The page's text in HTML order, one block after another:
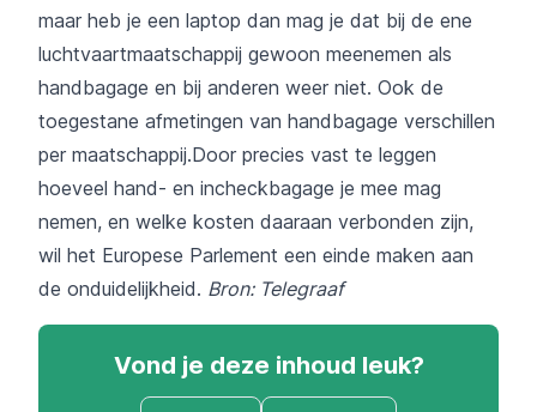
maar heb je een laptop dan mag je dat bij de ene
luchtvaartmaatschappij gewoon meenemen als
handbagage en bij anderen weer niet. Ook de
toegestane afmetingen van handbagage verschillen
per maatschappij.Door precies vast te leggen
hoeveel hand- en incheckbagage je mee mag
nemen, en welke kosten daaraan verbonden zijn,
wil het Europese Parlement een einde maken aan
de onduidelijkheid. Bron: Telegraaf
Vond je deze inhoud leuk?